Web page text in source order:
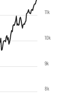
8k
9k
10k
11k